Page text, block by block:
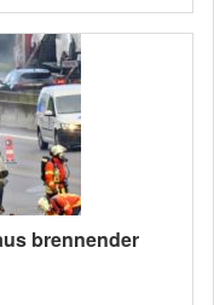
brennender